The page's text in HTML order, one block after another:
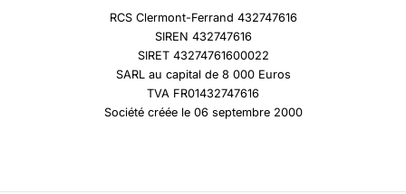
RCS Clermont-Ferrand 432747616
SIREN 432747616
SIRET 43274761600022
SARL au capital de 8 000 Euros
TVA FR01432747616
Société créée le 06 septembre 2000